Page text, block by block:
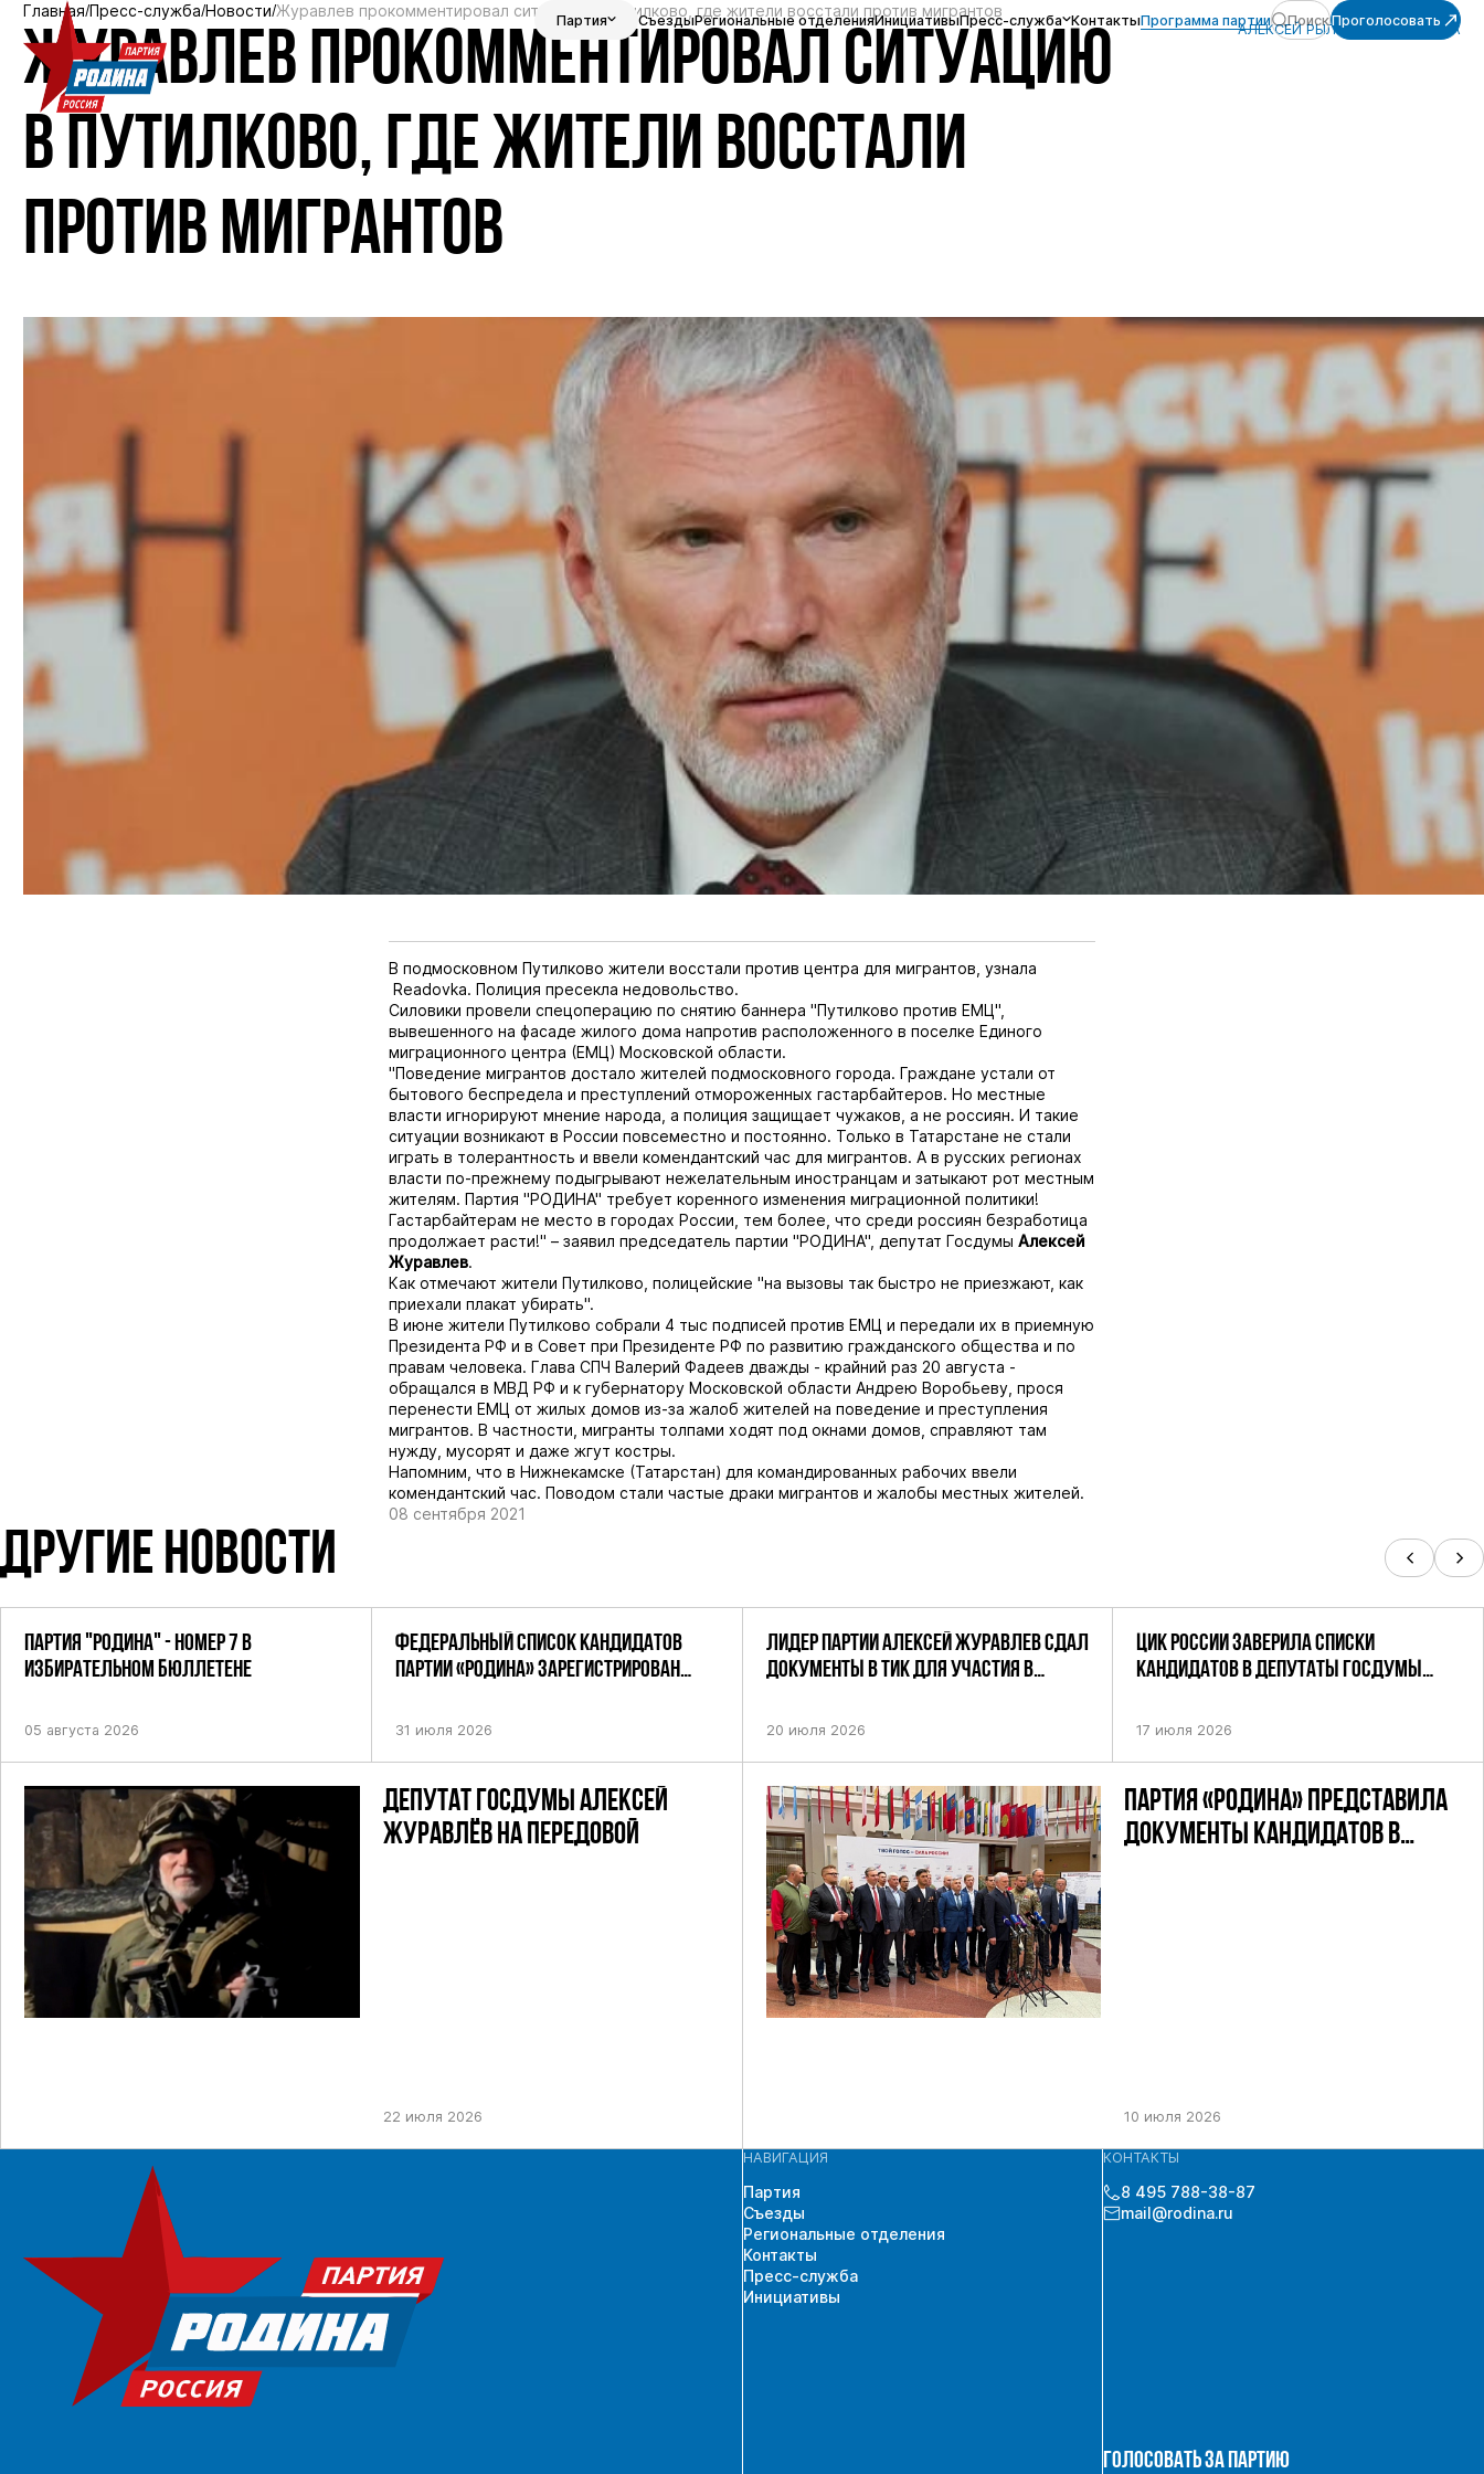
Партия СъездыРегиональные отделенияИнициативыПресс-служба КонтактыПрограмма партии ПоискПроголосовать
Главная Пресс-служба Новости Журавлев прокомментировал ситуацию в Путилково, где жители восстали против мигрантов
ЖУРАВЛЕВ ПРОКОММЕНТИРОВАЛ СИТУАЦИЮ
В ПУТИЛКОВО, ГДЕ ЖИТЕЛИ ВОССТАЛИ
ПРОТИВ МИГРАНТОВ
АЛЕКСЕЙ РЫЛЕЕВ, ЭКОНОМИКА
В подмосковном Путилково жители восстали против центра для мигрантов, узнала
Readovka. Полиция пресекла недовольство.
Силовики провели спецоперацию по снятию баннера "Путилково против ЕМЦ",
вывешенного на фасаде жилого дома напротив расположенного в поселке Единого
миграционного центра (ЕМЦ) Московской области.
"Поведение мигрантов достало жителей подмосковного города. Граждане устали от
бытового беспредела и преступлений отмороженных гастарбайтеров. Но местные
власти игнорируют мнение народа, а полиция защищает чужаков, а не россиян. И такие
ситуации возникают в России повсеместно и постоянно. Только в Татарстане не стали
играть в толерантность и ввели комендантский час для мигрантов. А в русских регионах
власти по-прежнему подыгрывают нежелательным иностранцам и затыкают рот местным
жителям. Партия "РОДИНА" требует коренного изменения миграционной политики!
Гастарбайтерам не место в городах России, тем более, что среди россиян безработица
продолжает расти!" – заявил председатель партии "РОДИНА", депутат Госдумы Алексей
Журавлев.
Как отмечают жители Путилково, полицейские "на вызовы так быстро не приезжают, как
приехали плакат убирать".
В июне жители Путилково собрали 4 тыс подписей против ЕМЦ и передали их в приемную
Президента РФ и в Совет при Президенте РФ по развитию гражданского общества и по
правам человека. Глава СПЧ Валерий Фадеев дважды - крайний раз 20 августа -
обращался в МВД РФ и к губернатору Московской области Андрею Воробьеву, прося
перенести ЕМЦ от жилых домов из-за жалоб жителей на поведение и преступления
мигрантов. В частности, мигранты толпами ходят под окнами домов, справляют там
нужду, мусорят и даже жгут костры.
Напомним, что в Нижнекамске (Татарстан) для командированных рабочих ввели
комендантский час. Поводом стали частые драки мигрантов и жалобы местных жителей.
08 сентября 2021
ДРУГИЕ НОВОСТИ
ПАРТИЯ "РОДИНА" - НОМЕР 7 В
ИЗБИРАТЕЛЬНОМ БЮЛЛЕТЕНЕ
05 августа 2026
ФЕДЕРАЛЬНЫЙ СПИСОК КАНДИДАТОВ
ПАРТИИ «РОДИНА» ЗАРЕГИСТРИРОВАН
31 июля 2026
ДЕПУТАТ ГОСДУМЫ АЛЕКСЕЙ
ЖУРАВЛЁВ НА ПЕРЕДОВОЙ
22 июля 2026
ЛИДЕР ПАРТИИ АЛЕКСЕЙ ЖУРАВЛЕВ СДАЛ
ДОКУМЕНТЫ В ТИК ДЛЯ УЧАСТИЯ В
ПО НЕФТЕКАМСКОМУ ОДНОМАНДАТНОМУ
20 июля 2026
ЦИК РОССИИ ЗАВЕРИЛА СПИСКИ
КАНДИДАТОВ В ДЕПУТАТЫ ГОСДУМЫ
17 июля 2026
ПАРТИЯ «РОДИНА» ПРЕДСТАВИЛА
ДОКУМЕНТЫ КАНДИДАТОВ В
10 июля 2026
НАВИГАЦИЯ
Партия
Съезды
Региональные отделения
Контакты
Пресс-служба
Инициативы
КОНТАКТЫ
8 495 788-38-87
mail@rodina.ru
ГОЛОСОВАТЬ ЗА ПАРТИЮ